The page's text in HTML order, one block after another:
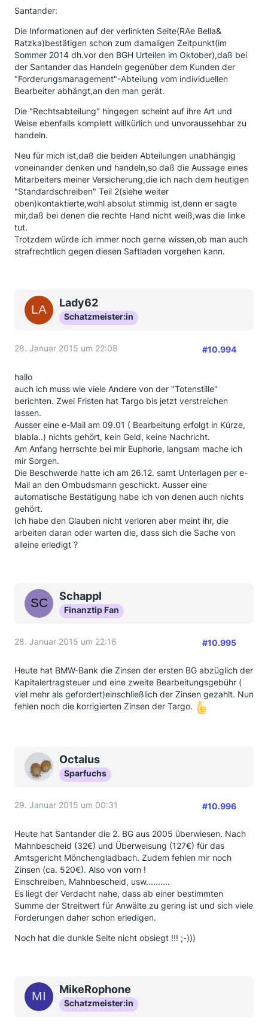
Santander:
Die Informationen auf der verlinkten Seite(RAe Bella&
Ratzka)bestätigen schon zum damaligen Zeitpunkt(im
Sommer 2014 dh.vor den BGH Urteilen im Oktober),daß bei
der Santander das Handeln gegenüber dem Kunden der
"Forderungsmanagement"-Abteilung vom individuellen
Bearbeiter abhängt,an den man gerät.
Die "Rechtsabteilung" hingegen scheint auf ihre Art und
Weise ebenfalls komplett willkürlich und unvoraussehbar zu
handeln.
Neu für mich ist,daß die beiden Abteilungen unabhängig
voneinander denken und handeln,so daß die Aussage eines
Mitarbeiters meiner Versicherung,die ich nach dem heutigen
"Standardschreiben" Teil 2(siehe weiter
oben)kontaktierte,wohl absolut stimmig ist,denn er sagte
mir,daß bei denen die rechte Hand nicht weiß,was die linke
tut.
Trotzdem würde ich immer noch gerne wissen,ob man auch
strafrechtlich gegen diesen Saftladen vorgehen kann.
Lady62
Schatzmeister:in
28. Januar 2015 um 22:08 #10.994
hallo
auch ich muss wie viele Andere von der "Totenstille"
berichten. Zwei Fristen hat Targo bis jetzt verstreichen
lassen.
Ausser eine e-Mail am 09.01 ( Bearbeitung erfolgt in Kürze,
blabla..) nichts gehört, kein Geld, keine Nachricht.
Am Anfang herrschte bei mir Euphorie, langsam mache ich
mir Sorgen.
Die Beschwerde hatte ich am 26.12. samt Unterlagen per e-
Mail an den Ombudsmann geschickt. Ausser eine
automatische Bestätigung habe ich von denen auch nichts
gehört.
Ich habe den Glauben nicht verloren aber meint ihr, die
arbeiten daran oder warten die, dass sich die Sache von
alleine erledigt ?
Schappl
Finanztip Fan
28. Januar 2015 um 22:16 #10.995
Heute hat BMW-Bank die Zinsen der ersten BG abzüglich der
Kapitalertragsteuer und eine zweite Bearbeitungsgebühr (
viel mehr als gefordert)einschließlich der Zinsen gezahlt. Nun
fehlen noch die korrigierten Zinsen der Targo.
Octalus
Sparfuchs
29. Januar 2015 um 00:31 #10.996
Heute hat Santander die 2. BG aus 2005 überwiesen. Nach
Mahnbescheid (32€) und Überweisung (127€) für das
Amtsgericht Mönchengladbach. Zudem fehlen mir noch
Zinsen (ca. 520€). Also von vorn !
Einschreiben, Mahnbescheid, usw..........
Es liegt der Verdacht nahe, dass ab einer bestimmten
Summe der Streitwert für Anwälte zu gering ist und sich viele
Forderungen daher schon erledigen.
Noch hat die dunkle Seite nicht obsiegt !!! ;-)))
MikeRophone
Schatzmeister:in